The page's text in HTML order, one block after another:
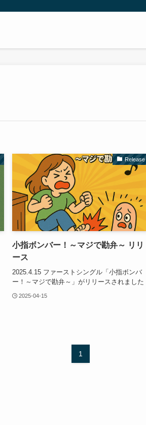
Release
小指ボンバー！～マジで勘弁～ リリ
ース
2025.4.15 ファーストシングル「小指ボンバ
ー！～マジで勘弁～」がリリースされました
2025-04-15
1